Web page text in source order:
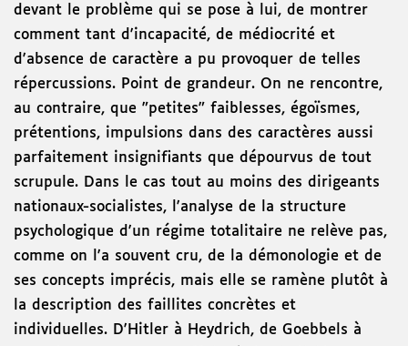
devant le problème qui se pose à lui, de montrer
comment tant d'incapacité, de médiocrité et
d'absence de caractère a pu provoquer de telles
répercussions. Point de grandeur. On ne rencontre,
au contraire, que "petites" faiblesses, égoïsmes,
prétentions, impulsions dans des caractères aussi
parfaitement insignifiants que dépourvus de tout
scrupule. Dans le cas tout au moins des dirigeants
nationaux-socialistes, l'analyse de la structure
psychologique d'un régime totalitaire ne relève pas,
comme on l'a souvent cru, de la démonologie et de
ses concepts imprécis, mais elle se ramène plutôt à
la description des faillites concrètes et
individuelles. D'Hitler à Heydrich, de Goebbels à